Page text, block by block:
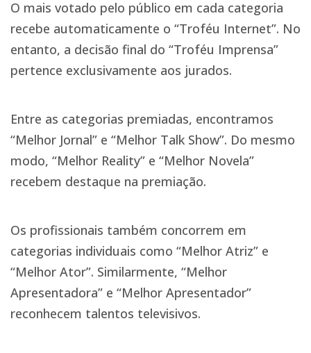
O mais votado pelo público em cada categoria
recebe automaticamente o “Troféu Internet”. No
entanto, a decisão final do “Troféu Imprensa”
pertence exclusivamente aos jurados.
Entre as categorias premiadas, encontramos
“Melhor Jornal” e “Melhor Talk Show”. Do mesmo
modo, “Melhor Reality” e “Melhor Novela”
recebem destaque na premiação.
Os profissionais também concorrem em
categorias individuais como “Melhor Atriz” e
“Melhor Ator”. Similarmente, “Melhor
Apresentadora” e “Melhor Apresentador”
reconhecem talentos televisivos.